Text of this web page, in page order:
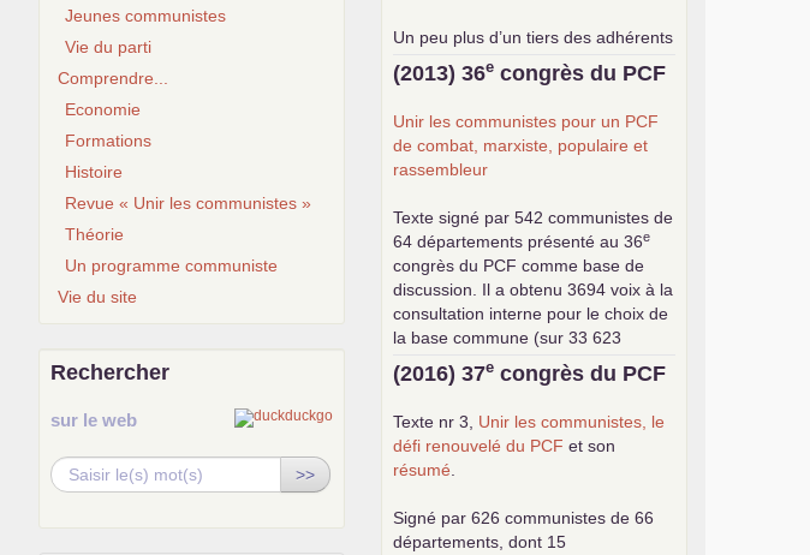
Jeunes communistes
Vie du parti
Comprendre...
Economie
Formations
Histoire
Revue « Unir les communistes »
Théorie
Un programme communiste
Vie du site
Rechercher
sur le web
>>
Un peu plus d’un tiers des adhérents
a participé à cette consultation, soit
une participation en hausse par
un contexte de baisse des cotisants.
... lire la suite
(2013) 36e congrès du PCF
Unir les communistes pour un PCF
de combat, marxiste, populaire et
rassembleur
Texte signé par 542 communistes de
64 départements présenté au 36e
congrès du PCF comme base de
discussion. Il a obtenu 3694 voix à la
consultation interne pour le choix de
la base commune (sur 33 623
exprimés) .
(2016) 37e congrès du PCF
Texte nr 3, Unir les communistes, le
défi renouvelé du PCF et son
résumé
Signé par 626 communistes de 66
départements, dont 15